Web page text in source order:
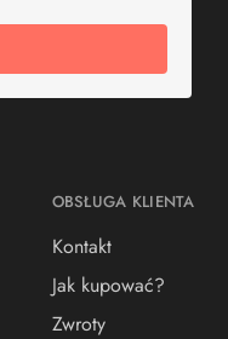
OBSŁUGA KLIENTA
Kontakt
Jak kupować?
Zwroty